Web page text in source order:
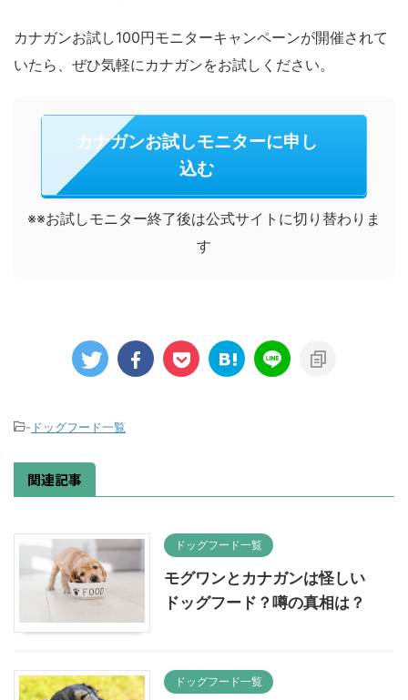
カナガンお試し100円モニターキャンペーンが開催されて
いたら、ぜひ気軽にカナガンをお試しください。
カナガンお試しモニターに申し
込む
※※お試しモニター終了後は公式サイトに切り替わりま
す
- ドッグフード一覧
関連記事
ドッグフード一覧
モグワンとカナガンは怪しい
ドッグフード？噂の真相は？
ドッグフード一覧